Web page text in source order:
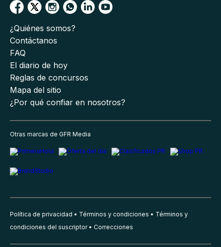
¿Quiénes somos?
Contáctanos
FAQ
El diario de hoy
Reglas de concursos
Mapa del sitio
¿Por qué confiar en nosotros?
Otras marcas de GFR Media
Política de privacidad Términos y condiciones
Términos y
condiciones del suscriptor
Correcciones